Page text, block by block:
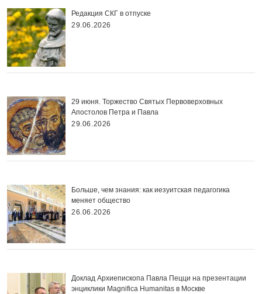
Редакция СКГ в отпуске
29.06.2026
29 июня. Торжество Святых Первоверховных
Апостолов Петра и Павла
29.06.2026
Больше, чем знания: как иезуитская педагогика
меняет общество
26.06.2026
Доклад Архиепископа Павла Пецци на презентации
энциклики Magnifica Нumanitas в Москве